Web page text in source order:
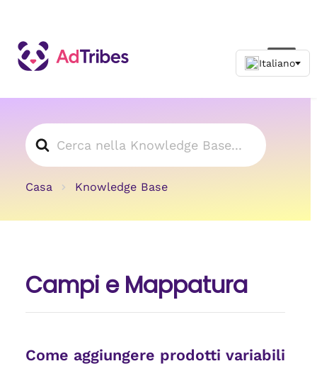
Cerca
Casa Knowledge Base
Campi e Mappatura
Come aggiungere prodotti variabili